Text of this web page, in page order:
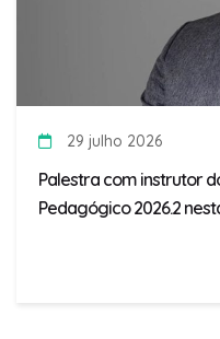
29 julho 2026
Palestra com instrutor
Pedagógico 2026.2